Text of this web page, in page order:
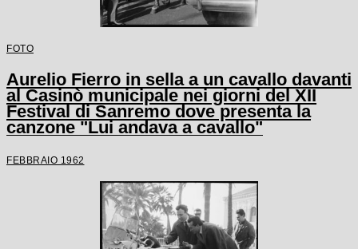
FOTO
Aurelio Fierro in sella a un cavallo davanti
al Casinò municipale nei giorni del XII
Festival di Sanremo dove presenta la
canzone "Lui andava a cavallo"
FEBBRAIO 1962